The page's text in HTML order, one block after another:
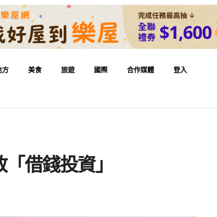
方 美食 旅遊 國際 合作媒體 登入
借錢投資」